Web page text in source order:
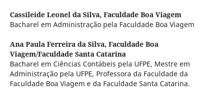
Cassileide Leonel da Silva, Faculdade Boa Viagem
Bacharel em Administração pela Faculdade Boa Viagem
Ana Paula Ferreira da Silva, Faculdade Boa
Viagem/Faculdade Santa Catarina
Bacharel em Ciências Contábeis pela UFPE, Mestre em
Administração pela UFPE, Professora da Faculdade da
Faculdade Boa Viagem e da Faculdade Santa Catarina.